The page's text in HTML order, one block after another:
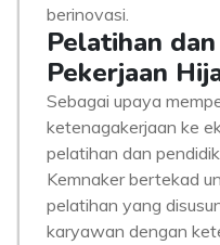
berinovasi.
Pelatihan
Pekerjaan
Sebagai upaya
ketenagakerjaan ke
pelatihan dan
Kemnaker bertekad
pelatihan yang
karyawan dengan